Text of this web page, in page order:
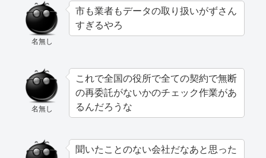
名無し
市も業者もデータの取り扱いがずさん
すぎるやろ
名無し
これで全国の役所で全ての契約で無断
の再委託がないかのチェック作業があ
るんだろうな
聞いたことのない会社だなあと思った